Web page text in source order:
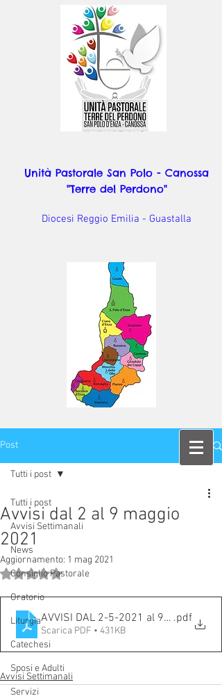
Unità Pastorale San Polo - Canossa
"Terre del Perdono"
Diocesi Reggio Emilia - Guastalla
Post
Tutti i post
Avvisi Settimanali
News
Consiglio Pastorale
Oratorio
Liturgia
Catechesi
Sposi e Adulti
Servizi
Tutti i post
Avvisi dal 2 al 9 maggio
2021
Aggiornamento: 1 mag 2021
Valutazione NaN stelle su 5.
AVVISI DAL 2-5-2021 al 9-05-2021
.pdf
Scarica PDF • 431KB
Avvisi Settimanali